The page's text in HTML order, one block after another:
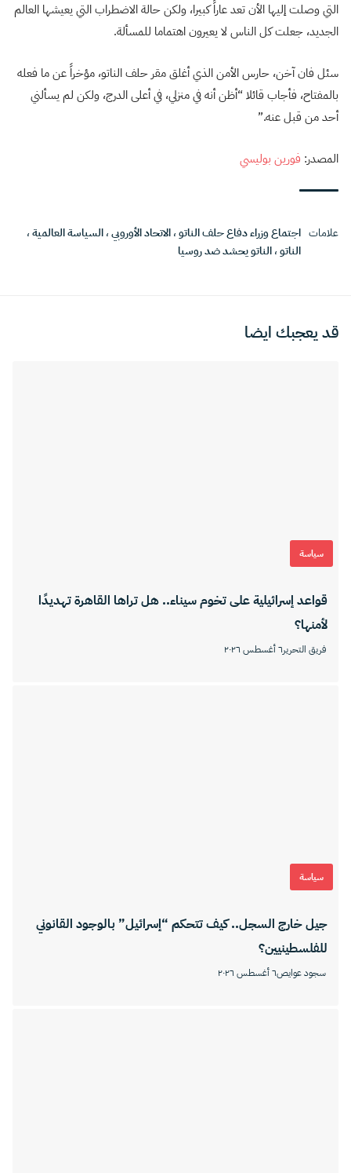
التي وصلت إليها الأن تعد عاراً كبيرا، ولكن حالة الاضطراب التي يعيشها العالم
الجديد، جعلت كل الناس لا يعيرون اهتماما للمسألة.
سئل فان آخن، حارس الأمن الذي أغلق مقر حلف الناتو، مؤخراً عن ما فعله
بالمفتاح، فأجاب قائلا “أظن أنه في منزلي، في أعلى الدرج، ولكن لم يسألني
أحد من قبل عنه.”​
المصدر: فورين بوليسي
علامات اجتماع وزراء دفاع حلف الناتو،الاتحاد الأوروبي،السياسة العالمية،
الناتو،الناتو يحشد ضد روسيا
قد يعجبك ايضا
سياسة
قواعد إسرائيلية على تخوم سيناء.. هل تراها القاهرة تهديدًا
لأمنها؟
فريق التحرير٦ أغسطس ٢٠٢٦
سياسة
جيل خارج السجل.. كيف تتحكم “إسرائيل” بالوجود القانوني
للفلسطينيين؟
سجود عوايص٦ أغسطس ٢٠٢٦